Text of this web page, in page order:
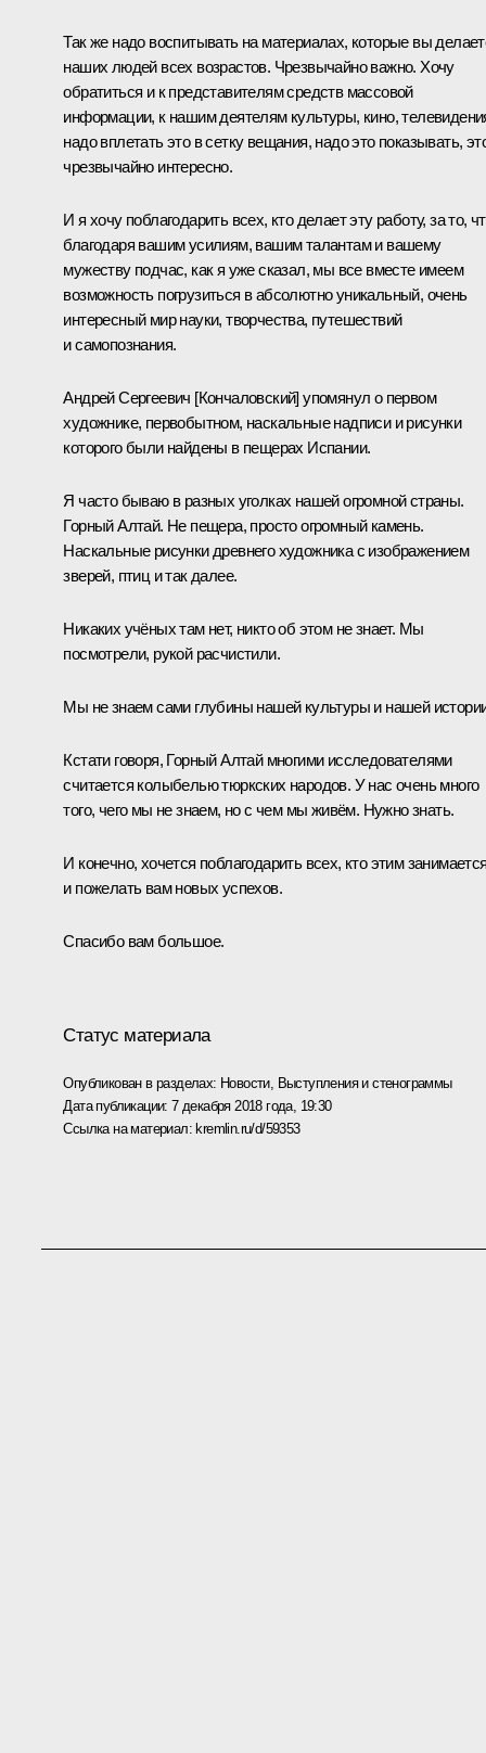
Так же надо воспитывать на материалах, которые вы
наших людей всех возрастов. Чрезвычайно важно. Хочу
обратиться и к представителям средств массовой
информации, к нашим деятелям культуры, кино,
надо вплетать это в сетку вещания, надо это показывать,
чрезвычайно интересно.
И я хочу поблагодарить всех, кто делает эту работу, за то,
благодаря вашим усилиям, вашим талантам и вашему
мужеству подчас, как я уже сказал, мы все вместе имеем
возможность погрузиться в абсолютно уникальный, очень
интересный мир науки, творчества, путешествий
и самопознания.
Андрей Сергеевич [Кончаловский] упомянул о первом
художнике, первобытном, наскальные надписи и рисунки
которого были найдены в пещерах Испании.
Я часто бываю в разных уголках нашей огромной страны.
Горный Алтай. Не пещера, просто огромный камень.
Наскальные рисунки древнего художника с изображением
зверей, птиц и так далее.
Никаких учёных там нет, никто об этом не знает. Мы
посмотрели, рукой расчистили.
Мы не знаем сами глубины нашей культуры и нашей
Кстати говоря, Горный Алтай многими исследователями
считается колыбелью тюркских народов. У нас очень много
того, чего мы не знаем, но с чем мы живём. Нужно знать.
И конечно, хочется поблагодарить всех, кто этим
и пожелать вам новых успехов.
Спасибо вам большое.
Статус материала
Опубликован в разделах: Новости, Выступления и стенограммы
Дата публикации:7 декабря 2018 года, 19:30
Ссылка на материал: kremlin.ru/d/59353